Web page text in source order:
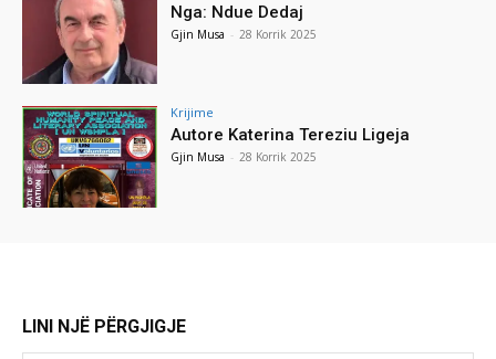
Nga: Ndue Dedaj
Gjin Musa - 28 Korrik 2025
Krijime
Autore Katerina Tereziu Ligeja
Gjin Musa - 28 Korrik 2025
LINI NJË PËRGJIGJE